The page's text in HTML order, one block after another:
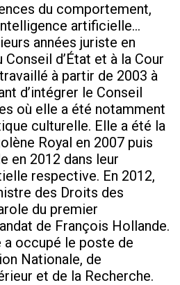
du comportement,
artificielle...
années juriste en
Conseil d’État et à la Cour
à partir de 2003 à
d’intégrer le Conseil
où elle a été notamment
culturelle. Elle a été la
Royal en 2007 puis
en 2012 dans leur
respective. En 2012,
des Droits des
du premier
de François Hollande.
a occupé le poste de
Nationale, de
et de la Recherche.